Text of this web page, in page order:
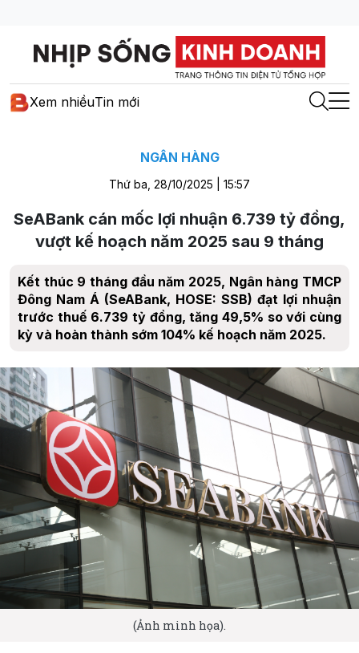
Xem nhiềuTin mới
NGÂN HÀNG
Thứ ba, 28/10/2025 | 15:57
SeABank cán mốc lợi nhuận 6.739 tỷ đồng,
vượt kế hoạch năm 2025 sau 9 tháng
Kết thúc 9 tháng đầu năm 2025, Ngân hàng TMCP
Đông Nam Á (SeABank, HOSE: SSB) đạt lợi nhuận
trước thuế 6.739 tỷ đồng, tăng 49,5% so với cùng
kỳ và hoàn thành sớm 104% kế hoạch năm 2025.
(Ảnh minh họa).